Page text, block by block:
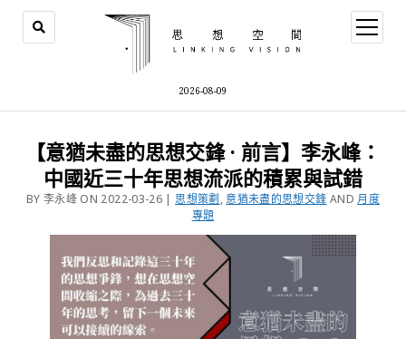
2026-08-09
【意猶未盡的思想交鋒 · 前言】李永峰：
中國近三十年思想流派的積累與試錯
BY 李永峰 ON 2022-03-26 |思想策劃 , 意猶未盡的思想交鋒 AND 月度
專題